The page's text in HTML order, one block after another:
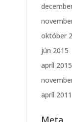
október
jún 2015
apríl 2015
apríl 2011
Meta